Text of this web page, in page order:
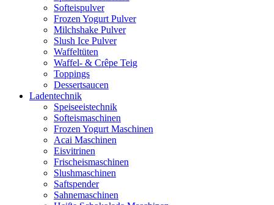
Softeispulver
Frozen Yogurt Pulver
Milchshake Pulver
Slush Ice Pulver
Waffeltüten
Waffel- & Crêpe Teig
Toppings
Dessertsaucen
Ladentechnik
Speiseeistechnik
Softeismaschinen
Frozen Yogurt Maschinen
Acai Maschinen
Eisvitrinen
Frischeismaschinen
Slushmaschinen
Saftspender
Sahnemaschinen